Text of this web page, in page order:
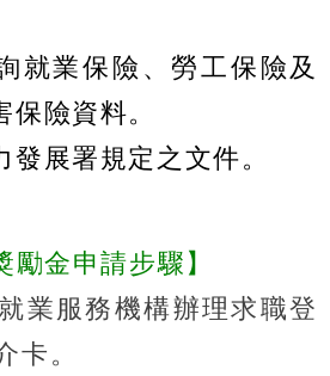
就業保險、勞工保險及
險資料。
發展署規定之文件。
勵金申請步驟】
業服務機構辦理求職登
卡。